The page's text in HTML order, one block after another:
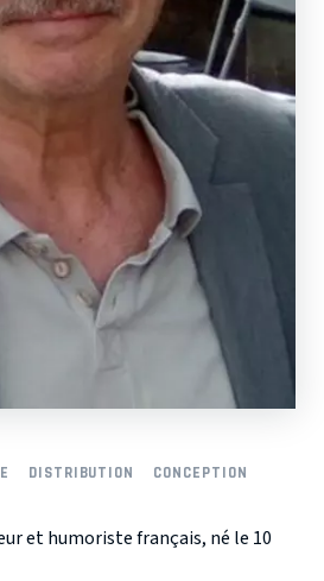
DISTRIBUTION CONCEPTION
et humoriste français, né le 10